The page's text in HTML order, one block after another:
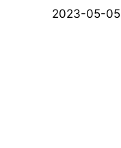
2023-05-05